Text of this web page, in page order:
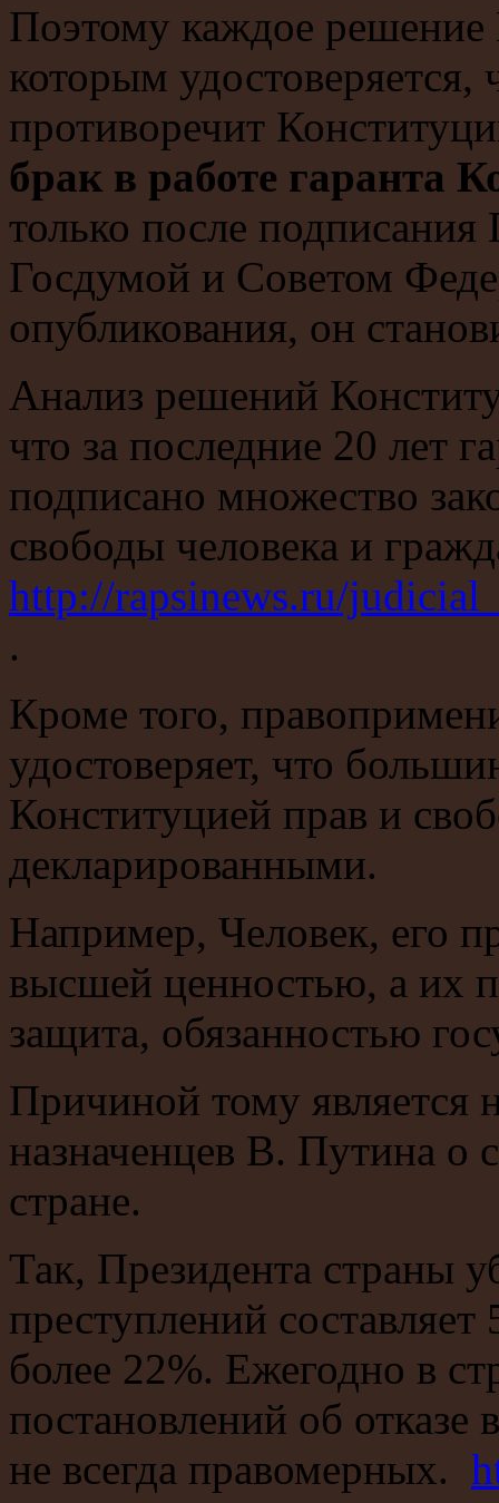
Поэтому каждое
которым удостоверяется,
противоречит
брак в работе гаранта
только после
Госдумой и Советом
опубликования, он
Анализ решений
что за последние 20 лет
подписано множество
свободы человека и
http://rapsinews.ru/
.
Кроме того,
удостоверяет, что
Конституцией прав и
декларированными.
Например, Человек, его
высшей ценностью, а их
защита, обязанностью
Причиной тому является
назначенцев В. Путина о
стране.
Так, Президента страны
преступлений
более 22%. Ежегодно в
постановлений об отказе
не всегда правомерных.